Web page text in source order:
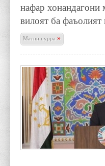
нафар хонандагони
вилоят ба
Матни пурра»